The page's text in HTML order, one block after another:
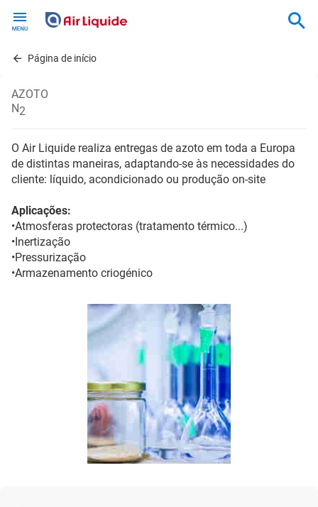
contentPágina de início
AZOTO
N2
O Air Liquide realiza entregas de azoto em toda a Europa
de distintas maneiras, adaptando-se às necessidades do
cliente: líquido, acondicionado ou produção on-site
Aplicações:
•Atmosferas protectoras (tratamento térmico...)
•Inertização
•Pressurização
•Armazenamento criogénico